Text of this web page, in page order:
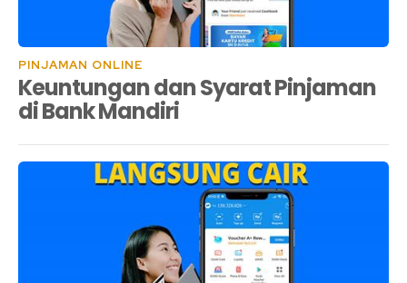
PINJAMAN ONLINE
Keuntungan dan Syarat Pinjaman
di Bank Mandiri